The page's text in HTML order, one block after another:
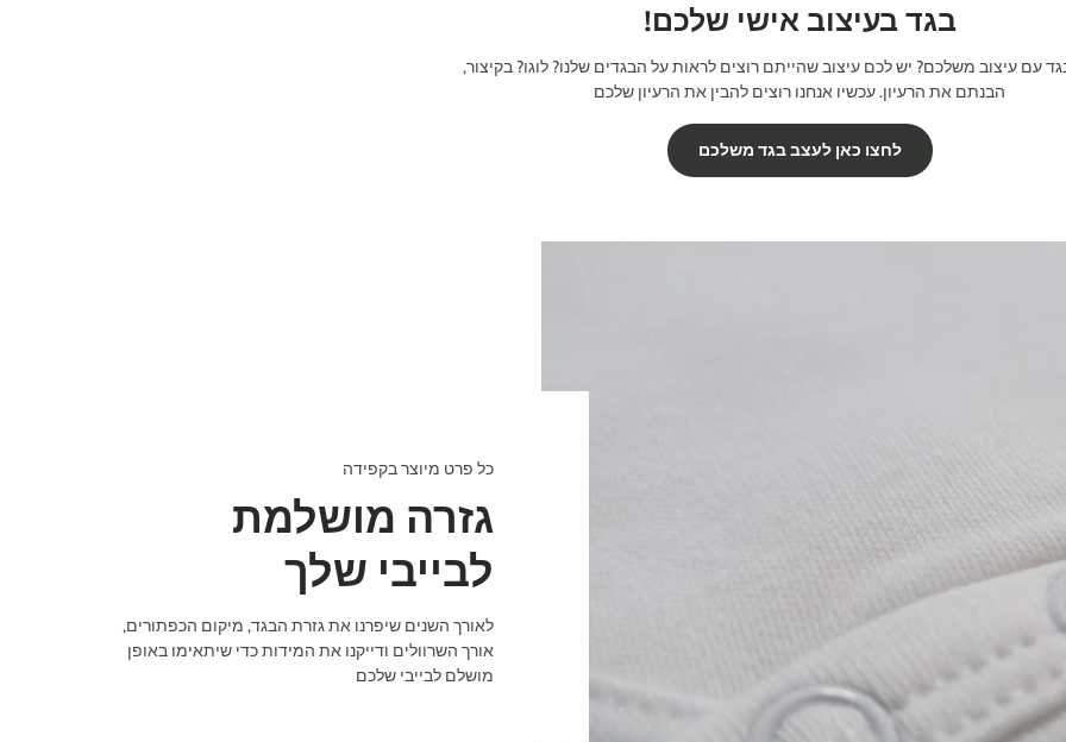
בגד בעיצוב אישי שלכם!
עם עיצוב משלכם? יש לכם עיצוב שהייתם רוצים לראות על הבגדים שלנו? לוגו? בקיצור,
הבנתם את הרעיון. עכשיו אנחנו רוצים להבין את הרעיון שלכם
לחצו כאן לעצב בגד משלכם
כל פרט מיוצר בקפידה
גזרה מושלמת
לבייבי שלך
לאורך השנים שיפרנו את גזרת הבגד, מיקום הכפתורים,
אורך השרוולים ודייקנו את המידות כדי שיתאימו באופן
מושלם לבייבי שלכם